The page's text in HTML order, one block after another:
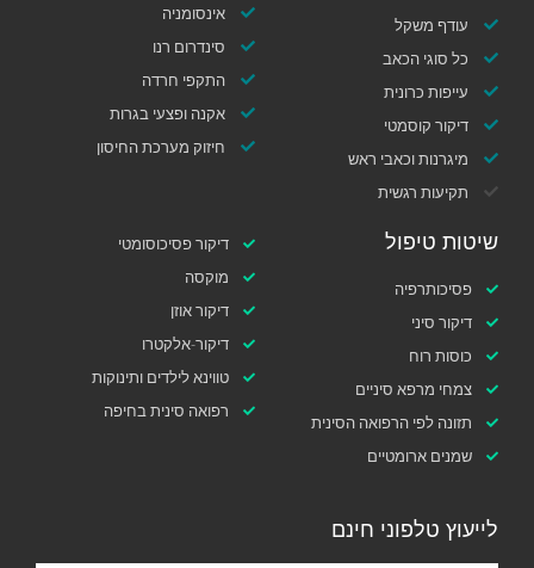
עודף משקל
כל סוגי הכאב
עייפות כרונית
דיקור קוסמטי
מיגרנות וכאבי ראש
תקיעות רגשית
אינסומניה
סינדרום רנו
התקפי חרדה
אקנה ופצעי בגרות
חיזוק מערכת החיסון
שיטות טיפול
פסיכותרפיה
דיקור סיני
כוסות רוח
צמחי מרפא סיניים
תזונה לפי הרפואה הסינית
שמנים ארומטיים
דיקור פסיכוסומטי
מוקסה
דיקור אוזן
דיקור-אלקטרו
טווינא לילדים ותינוקות
רפואה סינית בחיפה
לייעוץ טלפוני חינם